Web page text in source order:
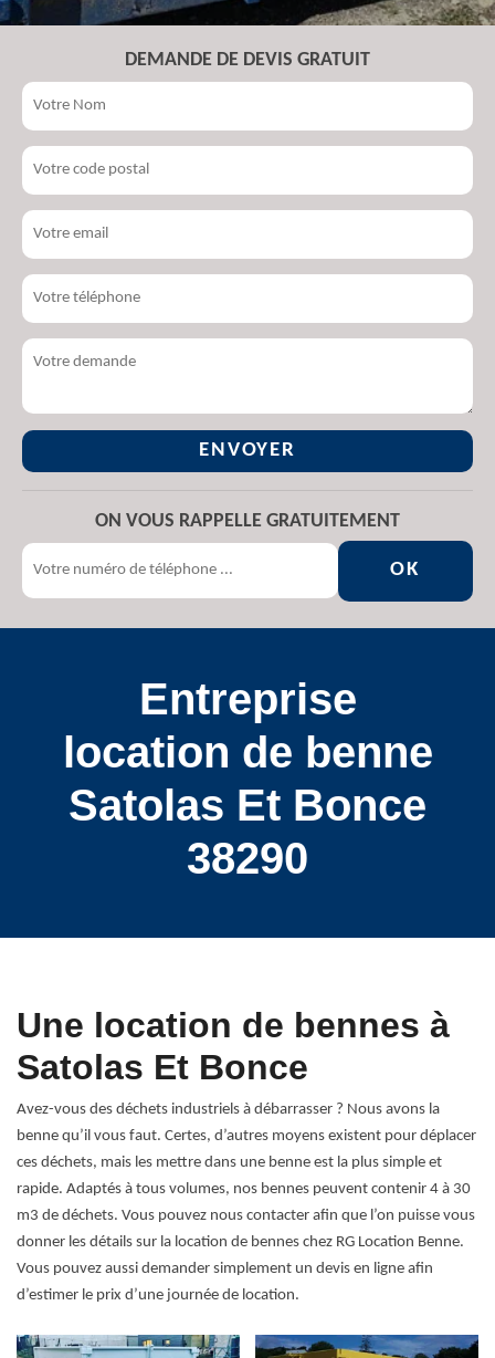
DEMANDE DE DEVIS GRATUIT
ON VOUS RAPPELLE GRATUITEMENT
Entreprise
location de benne
Satolas Et Bonce
38290
Une location de bennes à
Satolas Et Bonce
Avez-vous des déchets industriels à débarrasser ? Nous avons la
benne qu’il vous faut. Certes, d’autres moyens existent pour déplacer
ces déchets, mais les mettre dans une benne est la plus simple et
rapide. Adaptés à tous volumes, nos bennes peuvent contenir 4 à 30
m3 de déchets. Vous pouvez nous contacter afin que l’on puisse vous
donner les détails sur la location de bennes chez RG Location Benne.
Vous pouvez aussi demander simplement un devis en ligne afin
d’estimer le prix d’une journée de location.